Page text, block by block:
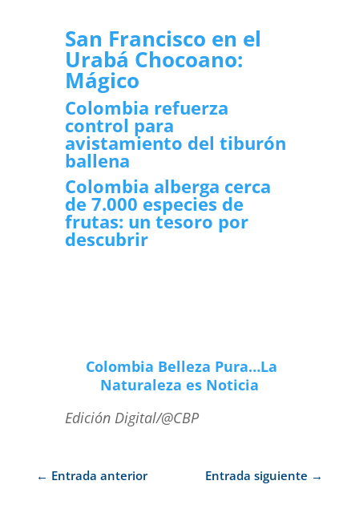
San Francisco en el
Urabá Chocoano:
Mágico
Colombia refuerza
control para
avistamiento del tiburón
ballena
Colombia alberga cerca
de 7.000 especies de
frutas: un tesoro por
descubrir
Colombia Belleza Pura…La
Naturaleza es Noticia
Edición Digital/@CBP
← Entrada anterior Entrada siguiente →